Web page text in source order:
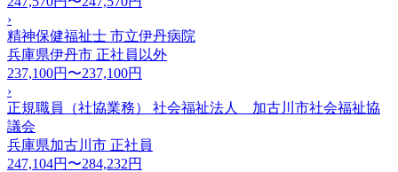
›
精神保健福祉士 市立伊丹病院
兵庫県伊丹市 正社員以外
237,100円〜237,100円
›
正規職員（社協業務） 社会福祉法人 加古川市社会福祉協
議会
兵庫県加古川市 正社員
247,104円〜284,232円